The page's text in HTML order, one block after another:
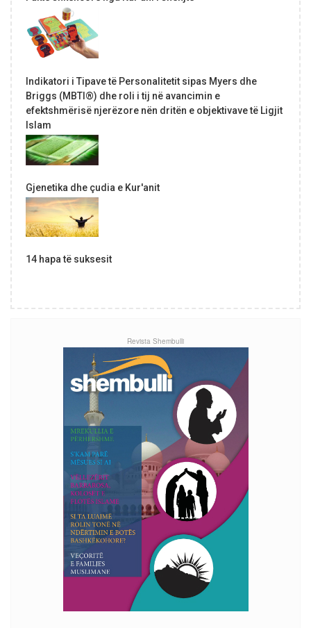
Indikatori i Tipave të Personalitetit sipas Myers dhe
Briggs (MBTI®) dhe roli i tij në avancimin e
efektshmërisë njerëzore nën dritën e objektivave të Ligjit
Islam
Gjenetika dhe çudia e Kur'anit
14 hapa të suksesit
Revista Shembulli